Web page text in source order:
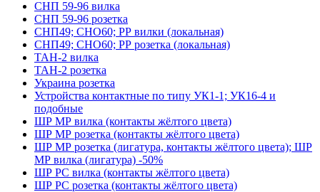
СНП 59-96 вилка
СНП 59-96 розетка
СНП49; СНО60; РР вилки (локальная)
СНП49; СНО60; РР розетка (локальная)
ТАН-2 вилка
ТАН-2 розетка
Украина розетка
Устройства контактные по типу УК1-1; УК16-4 и
подобные
ШР МР вилка (контакты жёлтого цвета)
ШР МР розетка (контакты жёлтого цвета)
ШР МР розетка (лигатура, контакты жёлтого цвета); ШР
МР вилка (лигатура) -50%
ШР РС вилка (контакты жёлтого цвета)
ШР РС розетка (контакты жёлтого цвета)